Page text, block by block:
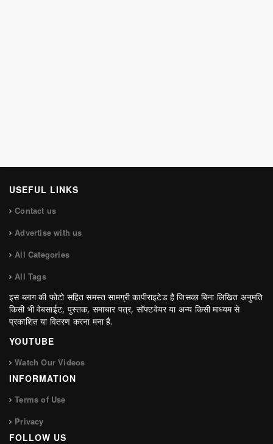
USEFUL LINKS
Contact us
Advertise with us
All Categories
All Tags
इस ब्लाग की फोटो सहित समस्त सामग्री कापीराइटेड है जिसका बिना लिखित अनुमति
किसी भी वेबसाईट, पुस्तक, समाचार पत्र, सॉफ्टवेयर या अन्य किसी माध्यम से
प्रकाशित या वितरण करना मना है.
YOUTUBE
Watch Our Videos
INFORMATION
Terms of Use
Privacy
FOLLOW US